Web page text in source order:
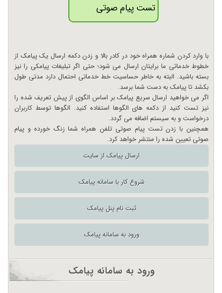
تست پیام صوتی
با وارد کردن شماره همراه خود در کادر بالا و زدن دکمه ارسال یک پیامک از
خطوط خدماتی ما برایتان ارسال می شود؛ حتی اگر تبلیغات پیامکی را نیز
بسته باشید. البته به خاطر حساسیت خط خدماتی احتمال دارد مدتی طول
بکشد تا پیامک به دست شما برسد.
اگر می خواهید ارسال سریع پیامک بر اساس الگوی از پیش تعریف شده را
نیز تست کنید از دکمه های الگوها استفاده کنید. الگوها توسط کاربران
درخواست و به سیستم اضافه می گردد.
همچنین با زدن تست پیام صوتی تلفن همراه شما زنگ خورده و پیام
صوتی تعیین شده را منتشر خواهد کرد.
ارسال پیامک از سایت
شروع کار با سامانه پیامک
ثبت نام پنل پیامک
ورود به سامانه پیامک
ورود به سامانه پیامک